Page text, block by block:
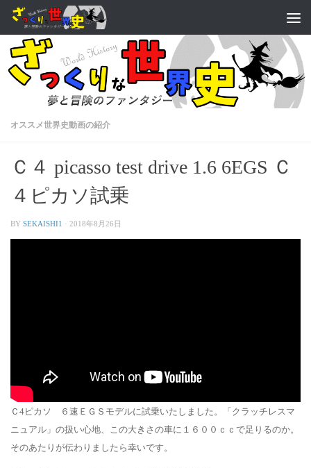
オススメ世界史動画の紹介
Ｃ４ picasso test drive 1.6 6EGS Ｃ
４ピカソ試乗
BY SEKAISHI1 · 2018年8月26日
Ｃ4ピカソ ６速ＥＧＳモデルに試乗いたしました。「クラッチレスマ
ニュアル」の扱い心地、この大きさの車に１６００ｃｃで足りるのか。
そのあたりが伝わりましたら幸いです。